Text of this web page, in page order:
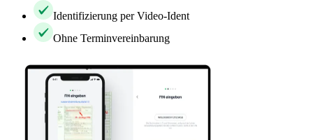
Identifizierung per Video-Ident
Ohne Terminvereinbarung